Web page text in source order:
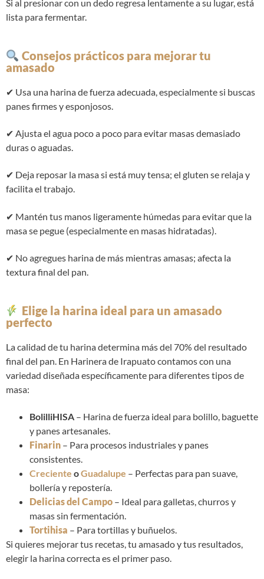
Si al presionar con un dedo regresa lentamente a su lugar, está
lista para fermentar.
Consejos prácticos para mejorar tu
amasado
✔ Usa una harina de fuerza adecuada, especialmente si buscas
panes firmes y esponjosos.
✔ Ajusta el agua poco a poco para evitar masas demasiado
duras o aguadas.
✔ Deja reposar la masa si está muy tensa; el gluten se relaja y
facilita el trabajo.
✔ Mantén tus manos ligeramente húmedas para evitar que la
masa se pegue (especialmente en masas hidratadas).
✔ No agregues harina de más mientras amasas; afecta la
textura final del pan.
Elige la harina ideal para un amasado
perfecto
La calidad de tu harina determina más del 70% del resultado
final del pan. En Harinera de Irapuato contamos con una
variedad diseñada específicamente para diferentes tipos de
masa:
BolilliHISA – Harina de fuerza ideal para bolillo, baguette
y panes artesanales.
Finarin – Para procesos industriales y panes
consistentes.
Creciente oGuadalupe – Perfectas para pan suave,
bollería y repostería.
Delicias del Campo – Ideal para galletas, churros y
masas sin fermentación.
Tortihisa – Para tortillas y buñuelos.
Si quieres mejorar tus recetas, tu amasado y tus resultados,
elegir la harina correcta es el primer paso.